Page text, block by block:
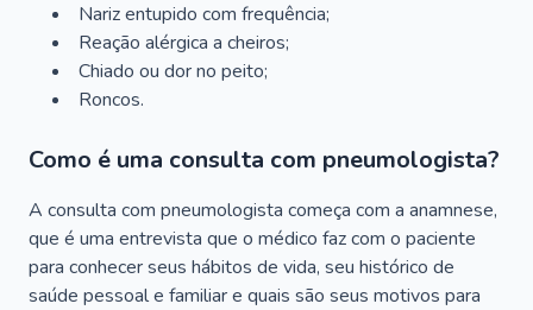
Nariz entupido com frequência;
Reação alérgica a cheiros;
Chiado ou dor no peito;
Roncos.
Como é uma consulta com pneumologista?
A consulta com pneumologista começa com a anamnese,
que é uma entrevista que o médico faz com o paciente
para conhecer seus hábitos de vida, seu histórico de
saúde pessoal e familiar e quais são seus motivos para